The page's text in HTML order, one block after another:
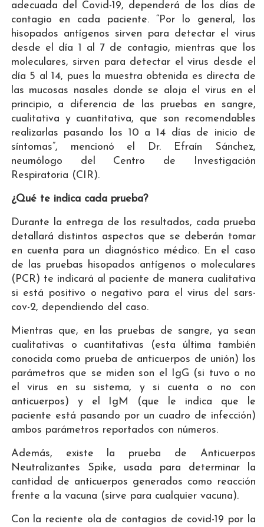
adecuada del Covid-19, dependerá de los días de
contagio en cada paciente. “Por lo general, los
hisopados antígenos sirven para detectar el virus
desde el día 1 al 7 de contagio, mientras que los
moleculares, sirven para detectar el virus desde el
día 5 al 14, pues la muestra obtenida es directa de
las mucosas nasales donde se aloja el virus en el
principio, a diferencia de las pruebas en sangre,
cualitativa y cuantitativa, que son recomendables
realizarlas pasando los 10 a 14 días de inicio de
síntomas”, mencionó el Dr. Efraín Sánchez,
neumólogo del Centro de Investigación
Respiratoria (CIR).
¿Qué te indica cada prueba?
Durante la entrega de los resultados, cada prueba
detallará distintos aspectos que se deberán tomar
en cuenta para un diagnóstico médico. En el caso
de las pruebas hisopados antígenos o moleculares
(PCR) te indicará al paciente de manera cualitativa
si está positivo o negativo para el virus del sars-
cov-2, dependiendo del caso.
Mientras que, en las pruebas de sangre, ya sean
cualitativas o cuantitativas (esta última también
conocida como prueba de anticuerpos de unión) los
parámetros que se miden son el IgG (si tuvo o no
el virus en su sistema, y si cuenta o no con
anticuerpos) y el IgM (que le indica que le
paciente está pasando por un cuadro de infección)
ambos parámetros reportados con números.
Además, existe la prueba de Anticuerpos
Neutralizantes Spike, usada para determinar la
cantidad de anticuerpos generados como reacción
frente a la vacuna (sirve para cualquier vacuna).
Con la reciente ola de contagios de covid-19 por la